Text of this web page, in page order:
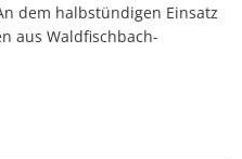
dem halbstündigen Einsatz
aus Waldfischbach-